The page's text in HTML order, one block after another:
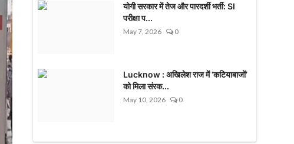
योगी सरकार में तेज और पारदर्शी भर्ती: SI
परीक्षा प...
May 7, 2026 0
Lucknow : अखिलेश राज में ‘कटियाबाजों’
को मिला संरक...
May 10, 2026 0